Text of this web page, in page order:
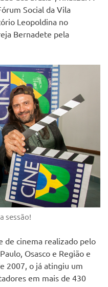
Social da Vila
Leopoldina no
Bernadete pela
sessão!
de cinema realizado pelo
Osasco e Região e
2007, o já atingiu um
em mais de 430